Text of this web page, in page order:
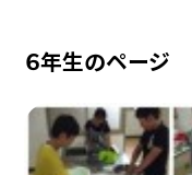
６年生のページ